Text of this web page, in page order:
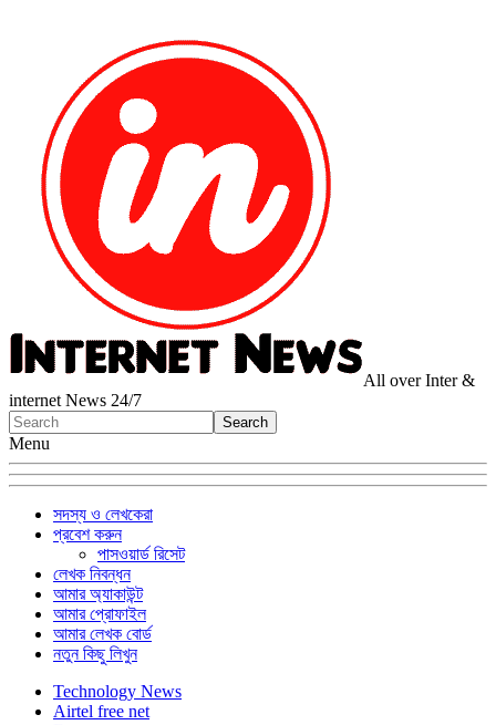
All over Inter &
internet News 24/7
Menu
সদস্য ও লেখকেরা
প্রবেশ করুন
পাসওয়ার্ড রিসেট
লেখক নিবন্ধন
আমার অ্যাকাউন্ট
আমার প্রোফাইল
আমার লেখক বোর্ড
নতুন কিছু লিখুন
Technology News
Airtel free net